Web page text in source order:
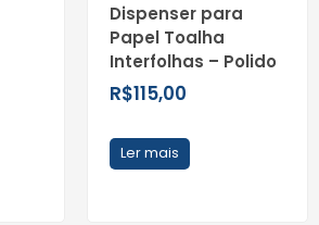
Dispenser para
Papel Toalha
Interfolhas – Polido
R$115,00
Ler mais